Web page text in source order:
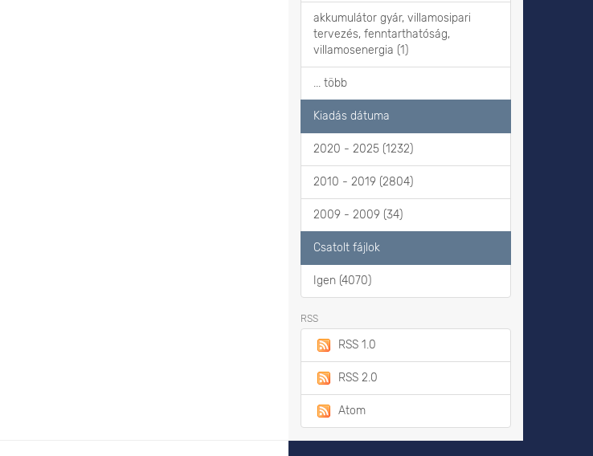
akkumulátor gyár, villamosipari
tervezés, fenntarthatóság,
villamosenergia (1)
... több
Kiadás dátuma
2020 - 2025 (1232)
2010 - 2019 (2804)
2009 - 2009 (34)
Csatolt fájlok
Igen (4070)
RSS
RSS 1.0
RSS 2.0
Atom